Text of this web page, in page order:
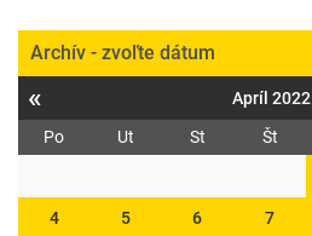
Archív - zvoľte dátum
« Apríl 2022
Po Ut St Št
4 5 6 7